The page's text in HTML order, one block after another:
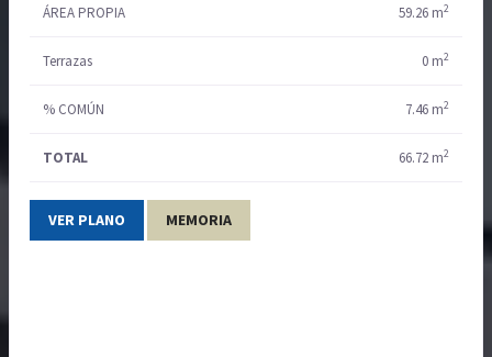
ÁREA PROPIA 59.26 m2
Terrazas 0 m2
% COMÚN 7.46 m2
TOTAL 66.72 m2
VER PLANO MEMORIA